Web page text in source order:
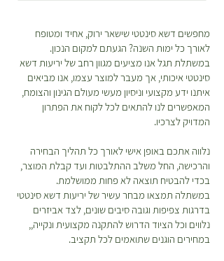
₪
ל
1
מ
ט
להחזיר? אין שום בעיה! כל מוצר
שקיבלתם מאיתנו ניתן להחזרה או
החלפה כל עוד דווח בטווח של 48
שעות מקבלת המשלוח. ישנה עלות של
30 ש”ח בעבור המשלוח. במידה
ובחרתם להחזיר פריטים תהיה עלות
המקוריים ואלו יקוזזו מהזיכוי שמגיע
לכם. *יש לטפל בצמחים על פי
ההוראות המופיעות על גבי כל צמח
בעמוד המוצר עד למועד ביצוע
ההחזרה\החלפה.
מחפשים דשא סינטטי שישאר ירוק, אחיד ומטופח
לאורך כל ימות השנה? הגעתם למקום הנכון.
במשתלת תגל אנו מציעים מגוון רחב של יריעות דשא
סינטטי איכותי, אך מעבר למוצר עצמו, אנו מביאים
איתנו ידע מקצועי וניסיון מעשי מעולם הגינון והצומח,
המאפשרים לנו להתאים לכל לקוח את הפתרון
המדויק לצרכיו.
נלווה אתכם באופן אישי לאורך כל תהליך הבחירה
והרכישה, החל משלב ההתלבטות ועד קבלת המוצר,
בכדי להבטיח תוצאה לא פחות ממושלמת.
במשתלה תמצאו מבחר עשיר של יריעות דשא סינטטי
בדרגות צפיפות וגובה סיבים שונים, לצד אביזרים
נלווים וכל הציוד הדרוש להתקנה מקצועית ונקייה,,
במחירים הוגנים שתואמים לכל תקציב.